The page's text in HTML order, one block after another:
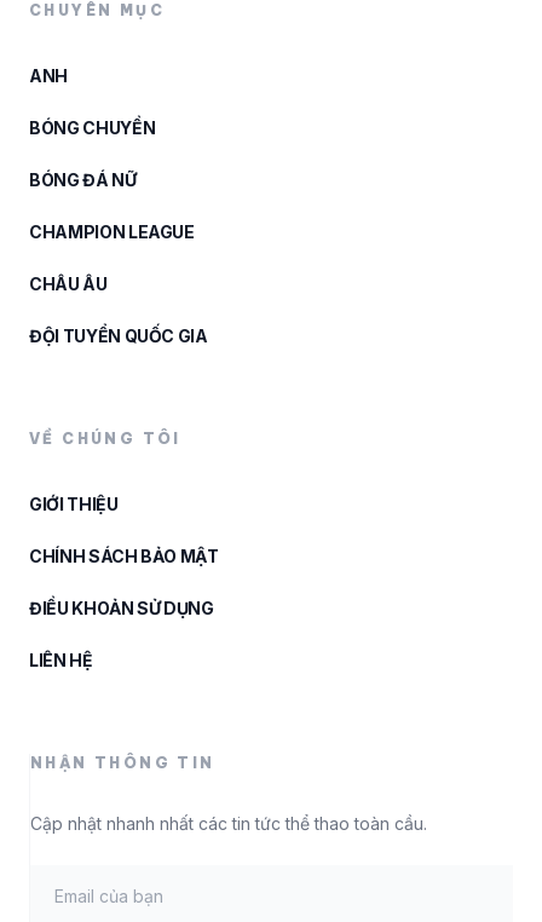
CHUYÊN MỤC
ANH
BÓNG CHUYỀN
BÓNG ĐÁ NỮ
CHAMPION LEAGUE
CHÂU ÂU
ĐỘI TUYỂN QUỐC GIA
VỀ CHÚNG TÔI
GIỚI THIỆU
CHÍNH SÁCH BẢO MẬT
ĐIỀU KHOẢN SỬ DỤNG
LIÊN HỆ
NHẬN THÔNG TIN
Cập nhật nhanh nhất các tin tức thể thao toàn cầu.